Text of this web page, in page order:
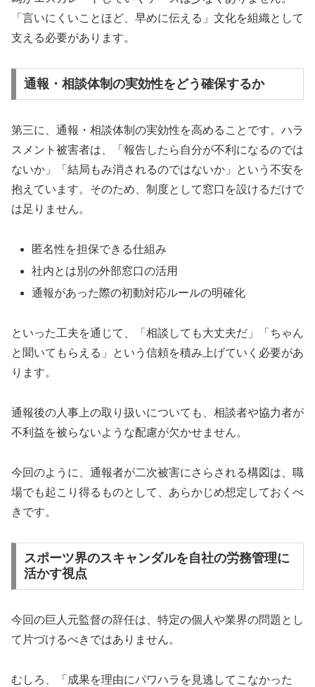
「言いにくいことほど、早めに伝える」文化を組織として
支える必要があります。
通報・相談体制の実効性をどう確保するか
第三に、通報・相談体制の実効性を高めることです。ハラ
スメント被害者は、「報告したら自分が不利になるのでは
ないか」「結局もみ消されるのではないか」という不安を
抱えています。そのため、制度として窓口を設けるだけで
は足りません。
匿名性を担保できる仕組み
社内とは別の外部窓口の活用
通報があった際の初動対応ルールの明確化
といった工夫を通じて、「相談しても大丈夫だ」「ちゃん
と聞いてもらえる」という信頼を積み上げていく必要があ
ります。
通報後の人事上の取り扱いについても、相談者や協力者が
不利益を被らないような配慮が欠かせません。
今回のように、通報者が二次被害にさらされる構図は、職
場でも起こり得るものとして、あらかじめ想定しておくべ
きです。
スポーツ界のスキャンダルを自社の労務管理に
活かす視点
今回の巨人元監督の辞任は、特定の個人や業界の問題とし
て片づけるべきではありません。
むしろ、「成果を理由にパワハラを見逃してこなかった